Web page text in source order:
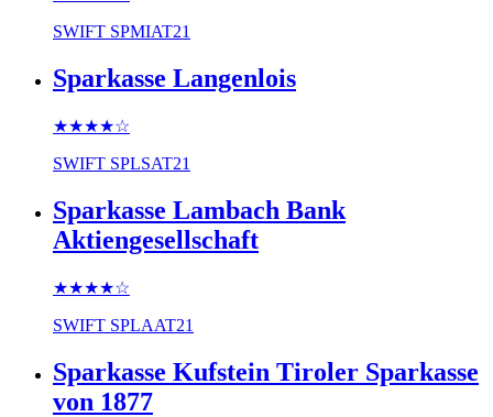
SWIFT SPMIAT21
Sparkasse Langenlois
★★★★☆
SWIFT SPLSAT21
Sparkasse Lambach Bank
Aktiengesellschaft
★★★★☆
SWIFT SPLAAT21
Sparkasse Kufstein Tiroler Sparkasse
von 1877